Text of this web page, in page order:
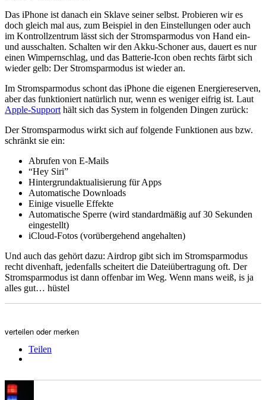
Das iPhone ist danach ein Sklave seiner selbst. Probieren wir es
doch gleich mal aus, zum Beispiel in den Einstellungen oder auch
im Kontrollzentrum lässt sich der Stromsparmodus von Hand ein-
und ausschalten. Schalten wir den Akku-Schoner aus, dauert es nur
einen Wimpernschlag, und das Batterie-Icon oben rechts färbt sich
wieder gelb: Der Stromsparmodus ist wieder an.
Im Stromsparmodus schont das iPhone die eigenen Energiereserven,
aber das funktioniert natürlich nur, wenn es weniger eifrig ist. Laut
Apple-Support hält sich das System in folgenden Dingen zurück:
Der Stromsparmodus wirkt sich auf folgende Funktionen aus bzw.
schränkt sie ein:
Abrufen von E-Mails
“Hey Siri”
Hintergrundaktualisierung für Apps
Automatische Downloads
Einige visuelle Effekte
Automatische Sperre (wird standardmäßig auf 30 Sekunden
eingestellt)
iCloud-Fotos (vorübergehend angehalten)
Und auch das gehört dazu: Airdrop gibt sich im Stromsparmodus
recht divenhaft, jedenfalls scheitert die Dateiübertragung oft. Der
Stromsparmodus ist dann offenbar im Weg. Wenn mans weiß, is ja
alles gut… hüstel
verteilen oder merken
Teilen